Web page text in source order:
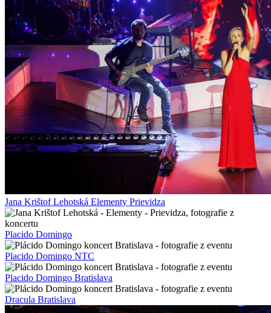
Jana Krištof Lehotská Elementy Prievidza
Placido Domingo
Placido Domingo NTC
Placido Domingo Bratislava
Dracula Bratislava